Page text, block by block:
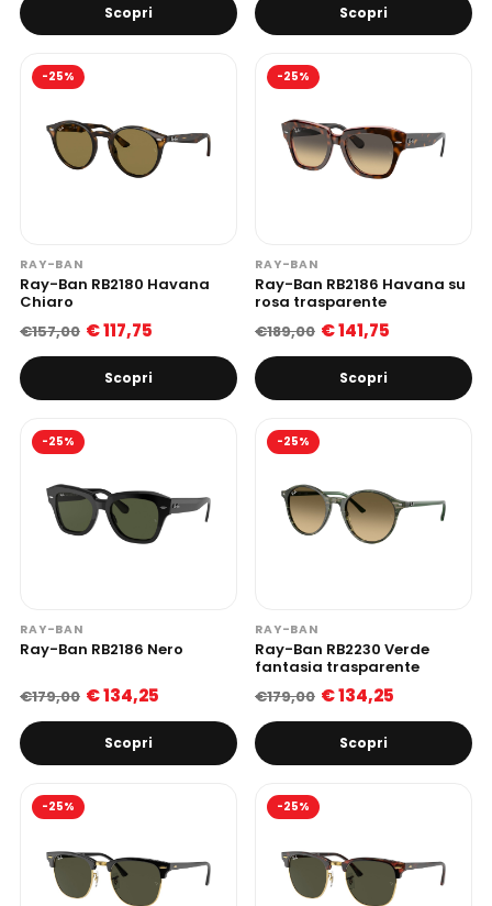
Scopri Scopri
-25%
RAY-BAN
Ray-Ban RB2180 Havana
Chiaro
€157,00 € 117,75
Scopri
-25%
RAY-BAN
Ray-Ban RB2186 Havana su
rosa trasparente
€189,00 € 141,75
Scopri
-25%
RAY-BAN
Ray-Ban RB2186 Nero
€179,00 € 134,25
Scopri
-25%
RAY-BAN
Ray-Ban RB2230 Verde
fantasia trasparente
€179,00 € 134,25
Scopri
-25% -25%